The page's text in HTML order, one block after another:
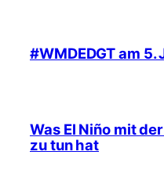
#WMDEDGT am
Was El Niño mit
zu tun hat